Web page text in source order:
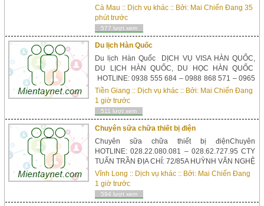
Cà Mau :: Dịch vụ khác :: Bởi: Mai Chiến Đang 35
phút trước
577 lượt xem
Du lịch Hàn Quốc
Du lịch Hàn Quốc DỊCH VỤ VISA HÀN QUỐC,
DU LỊCH HÀN QUỐC, DU HỌC HÀN QUỐC
HOTLINE: 0938 555 684 – 0988 868 571 – 0965
825 667...
Tiền Giang :: Dịch vụ khác :: Bởi: Mai Chiến Đang
1 giờ trước
511 lượt xem
Chuyên sữa chữa thiết bị điện
Chuyên sữa chữa thiết bị điệnChuyên
HOTLINE: 028.22.080.081 – 028.62.727.95 CTY
TUẤN TRẦN ĐỊA CHỈ: 72/85A HUỲNH VĂN NGHỆ
P.15 Q.TÂN BÌNH
EMAIL: sieuthidientuantran@gmail.com
WEBSITE: suachuamaybienap.com CHUYÊN
CUNG CẤP CÁC LOẠI VỎ TỦ ĐIỆN COMPOSITE
Vĩnh Long :: Dịch vụ khác :: Bởi: Mai Chiến Đang
1 giờ trước
594 lượt xem